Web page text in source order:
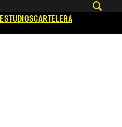
ESTUDIOSCARTELERA